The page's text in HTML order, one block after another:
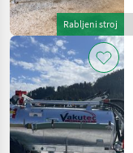
Rabljeni stroj